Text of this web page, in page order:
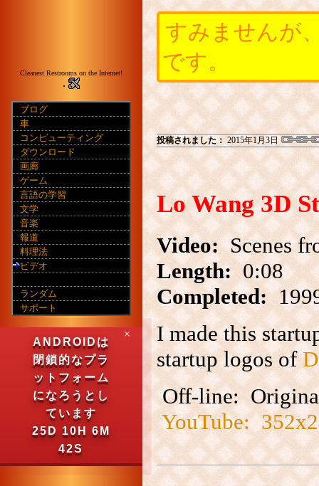
Cleanest Restrooms on the Internet!
ブログ
車
コンピューティング
ダウンロード
画廊
ゲーム
言語の学習
文学
音楽
報道
料理法
ビデオ
ランダム
サポート
ANDROIDは
閉鎖的なプラ
ットフォーム
になろうとし
ています
25D 10H 6M
41S
✕
すみませんが
です。
投稿されました： 2015年1月3日
Lo Wang 3D
Video:Scenes
Length:0:08
Completed:
I made this
startup logos of
Off-line:
YouTube: